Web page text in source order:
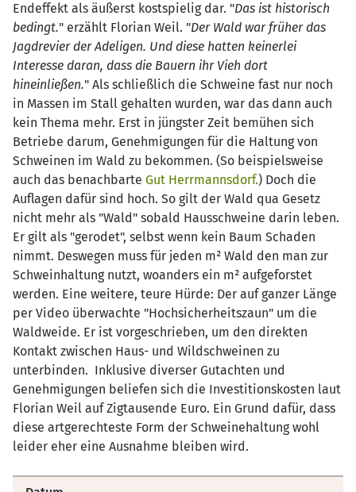
Endeffekt als äußerst kostspielig dar. "Das ist historisch
bedingt." erzählt Florian Weil. "Der Wald war früher das
Jagdrevier der Adeligen. Und diese hatten keinerlei
Interesse daran, dass die Bauern ihr Vieh dort
hineinließen." Als schließlich die Schweine fast nur noch
in Massen im Stall gehalten wurden, war das dann auch
kein Thema mehr. Erst in jüngster Zeit bemühen sich
Betriebe darum, Genehmigungen für die Haltung von
Schweinen im Wald zu bekommen. (So beispielsweise
auch das benachbarte Gut Herrmannsdorf.) Doch die
Auflagen dafür sind hoch. So gilt der Wald qua Gesetz
nicht mehr als "Wald" sobald Hausschweine darin leben.
Er gilt als "gerodet", selbst wenn kein Baum Schaden
nimmt. Deswegen muss für jeden m² Wald den man zur
Schweinhaltung nutzt, woanders ein m² aufgeforstet
werden. Eine weitere, teure Hürde: Der auf ganzer Länge
per Video überwachte "Hochsicherheitszaun" um die
Waldweide. Er ist vorgeschrieben, um den direkten
Kontakt zwischen Haus- und Wildschweinen zu
unterbinden. Inklusive diverser Gutachten und
Genehmigungen beliefen sich die Investitionskosten laut
Florian Weil auf Zigtausende Euro. Ein Grund dafür, dass
diese artgerechteste Form der Schweinehaltung wohl
leider eher eine Ausnahme bleiben wird.